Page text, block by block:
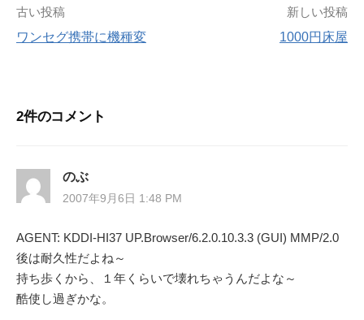
投
ビ
ゲ
ー
シ
ョ
ン
古い投稿
ワンセグ携帯に機種変
新しい投稿
1000円床屋
2件のコメント
のぶ
2007年9月6日 1:48 PM
AGENT: KDDI-HI37 UP.Browser/6.2.0.10.3.3 (GUI) MMP/2.0
後は耐久性だよね～
持ち歩くから、１年くらいで壊れちゃうんだよな～
酷使し過ぎかな。